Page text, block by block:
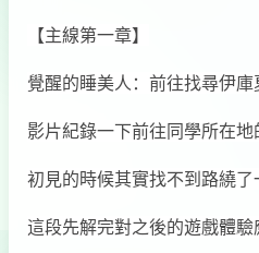
【主線第一章】
覺醒的睡美人：前往找尋伊庫
影片紀錄一下前往同學所在地
初見的時候其實找不到路繞了
這段先解完對之後的遊戲體